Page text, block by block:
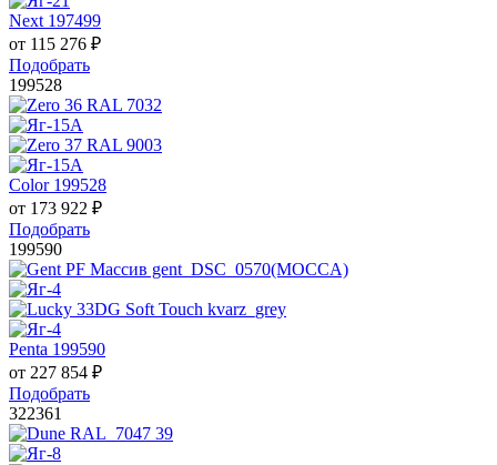
Next 197499
от 115 276 ₽
Подобрать
199528
Color 199528
от 173 922 ₽
Подобрать
199590
Penta 199590
от 227 854 ₽
Подобрать
322361